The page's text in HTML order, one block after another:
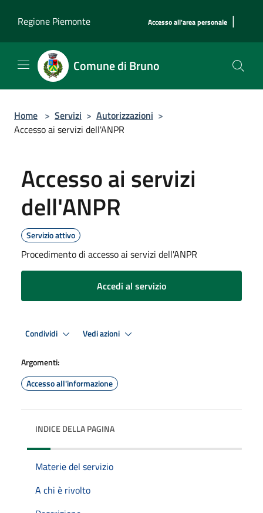
Regione Piemonte
Accesso all'area personale |
Comune di Bruno
Home > Servizi > Autorizzazioni >
Accesso ai servizi dell'ANPR
Accesso ai servizi
dell'ANPR
Servizio attivo
Procedimento di accesso ai servizi dell'ANPR
Accedi al servizio
Condividi Vedi azioni
Argomenti:
Accesso all'informazione
INDICE DELLA PAGINA
Materie del servizio
A chi è rivolto